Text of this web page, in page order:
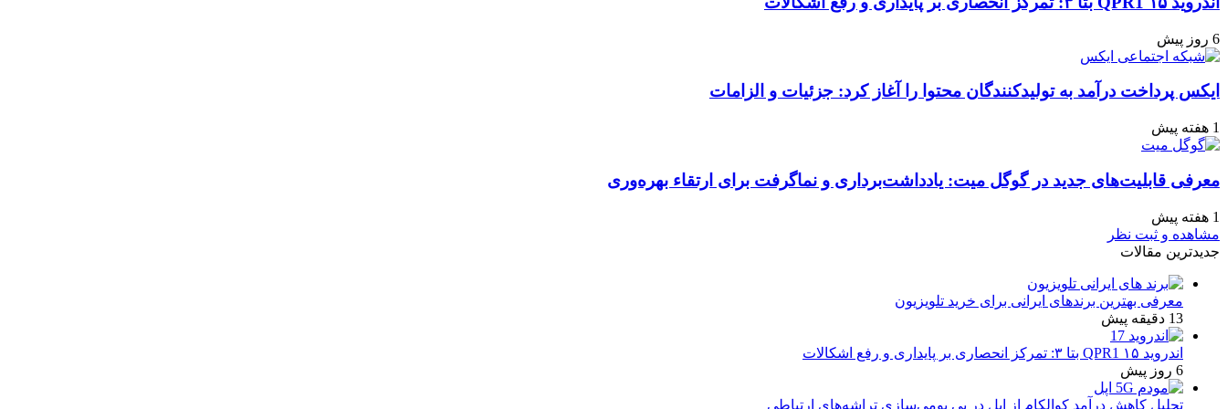
6 روز پیش
ایکس پرداخت درآمد به تولیدکنندگان محتوا را آغاز کرد: جزئیات و الزامات
1 هفته پیش
معرفی قابلیت‌های جدید در گوگل میت: یادداشت‌برداری و نماگرفت برای ارتقاء بهره‌وری
1 هفته پیش
مشاهده و ثبت نظر
جدیدترین مقالات
معرفی بهترین برندهای ایرانی برای خرید تلویزیون
13 دقیقه پیش
اندروید ۱۵ QPR1 بتا ۳: تمرکز انحصاری بر پایداری و رفع اشکالات
6 روز پیش
تحلیل کاهش درآمد کوالکام از اپل در پی بومی‌سازی تراشه‌های ارتباطی